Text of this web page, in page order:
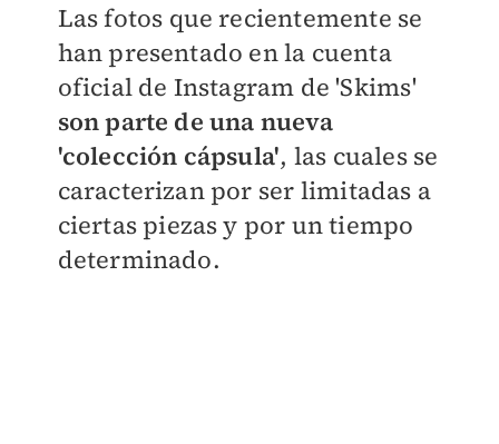
Las fotos que recientemente se
han presentado en la cuenta
oficial de Instagram de 'Skims'
son parte de una nueva
'colección cápsula', las cuales se
caracterizan por ser limitadas a
ciertas piezas y por un tiempo
determinado.